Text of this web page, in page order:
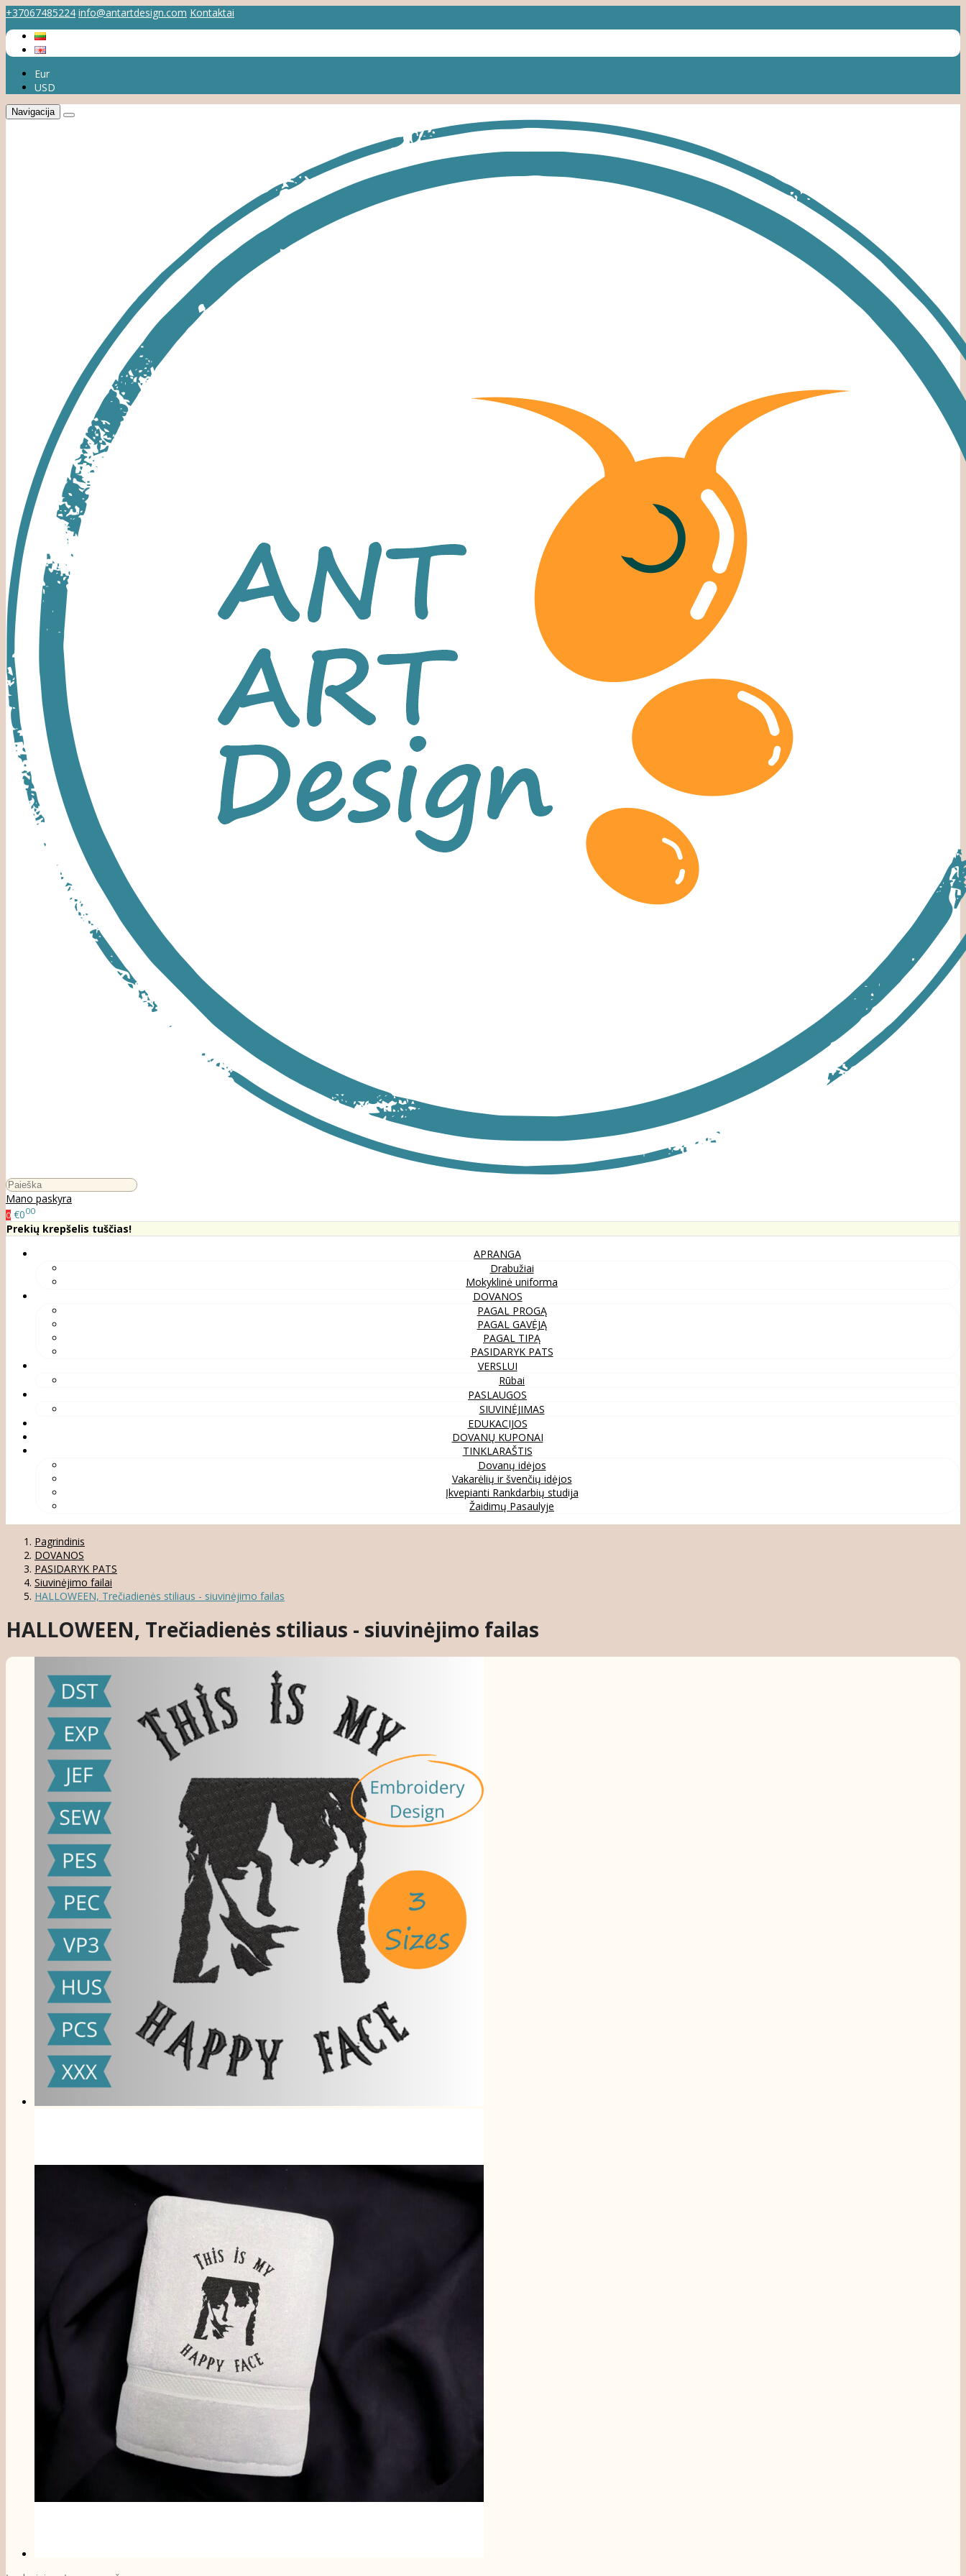
+37067485224 info@antartdesign.com Kontaktai
Eur
USD
Navigacija
Mano paskyra
0 €000
Prekių krepšelis tuščias!
APRANGA
Drabužiai
Mokyklinė uniforma
DOVANOS
PAGAL PROGĄ
PAGAL GAVĖJĄ
PAGAL TIPĄ
PASIDARYK PATS
VERSLUI
Rūbai
PASLAUGOS
SIUVINĖJIMAS
EDUKACIJOS
DOVANŲ KUPONAI
TINKLARAŠTIS
Dovanų idėjos
Vakarėlių ir švenčių idėjos
Įkvepianti Rankdarbių studija
Žaidimų Pasaulyje
Pagrindinis
DOVANOS
PASIDARYK PATS
Siuvinėjimo failai
HALLOWEEN, Trečiadienės stiliaus - siuvinėjimo failas
HALLOWEEN, Trečiadienės stiliaus - siuvinėjimo failas